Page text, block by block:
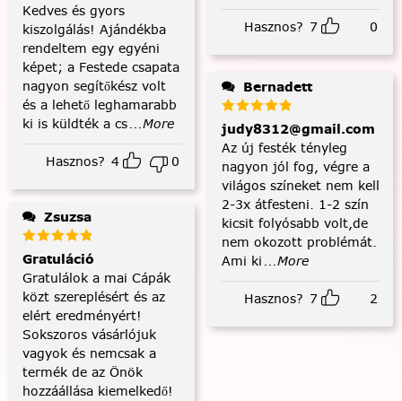
Kedves és gyors
kiszolgálás! Ajándékba
rendeltem egy egyéni
képet; a Festede csapata
nagyon segítőkész volt
és a lehető leghamarabb
ki is küldték a cs...More
Hasznos? 4 0
Zsuzsa
Gratuláció
Gratulálok a mai Cápák
közt szereplésért és az
elért eredményért!
Sokszoros vásárlójuk
vagyok és nemcsak a
termék de az Önök
hozzáállása kiemelkedő!
Hasznos? 7 0
Bernadett
judy8312@gmail.com
Az új festék tényleg
nagyon jól fog, végre a
világos színeket nem kell
2-3x átfesteni. 1-2 szín
kicsit folyósabb volt,de
nem okozott problémát.
Ami ki ...More
Hasznos? 7 2